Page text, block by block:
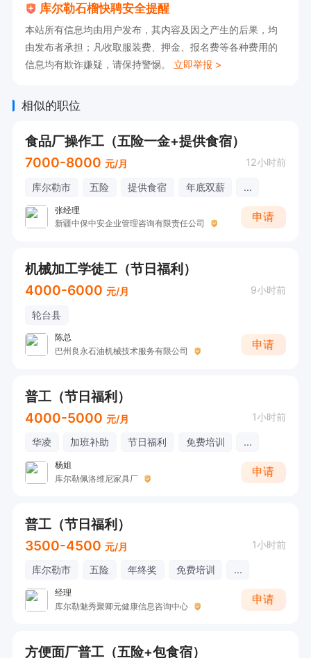
库尔勒石榴快聘安全提醒
本站所有信息均由用户发布，其内容及因之产生的后果，均
由发布者承担；凡收取服装费、押金、报名费等各种费用的
信息均有欺诈嫌疑，请保持警惕。 立即举报 >
相似的职位
食品厂操作工（五险一金+提供食宿）
7000-8000 元/月 12小时前
库尔勒市 五险 提供食宿 年底双薪 ...
张经理
新疆中保中安企业管理咨询有限责任公司
申请
机械加工学徒工（节日福利）
4000-6000 元/月 9小时前
轮台县
陈总
巴州良永石油机械技术服务有限公司
申请
普工（节日福利）
4000-5000 元/月 1小时前
华凌 加班补助 节日福利 免费培训 ...
杨姐
库尔勒佩洛维尼家具厂
申请
普工（节日福利）
3500-4500 元/月 1小时前
库尔勒市 五险 年终奖 免费培训 ...
经理
库尔勒魅秀聚卿元健康信息咨询中心
申请
方便面厂普工（五险+包食宿）